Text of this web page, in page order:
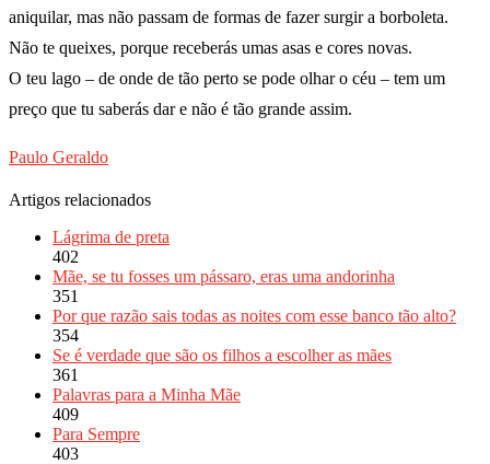
aniquilar, mas não passam de formas de fazer surgir a borboleta.
Não te queixes, porque receberás umas asas e cores novas.
O teu lago – de onde de tão perto se pode olhar o céu – tem um
preço que tu saberás dar e não é tão grande assim.
Paulo Geraldo
Artigos relacionados
Lágrima de preta
402
Mãe, se tu fosses um pássaro, eras uma andorinha
351
Por que razão sais todas as noites com esse banco tão alto?
354
Se é verdade que são os filhos a escolher as mães
361
Palavras para a Minha Mãe
409
Para Sempre
403